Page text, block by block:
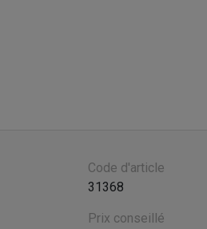
Code d'article
31368
Prix conseillé